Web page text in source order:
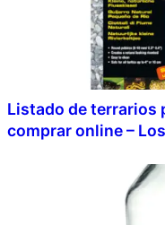
Listado de terrarios
comprar online –